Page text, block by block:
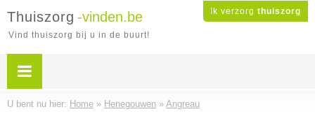
Ik verzorg thuiszorg
Thuiszorg -vinden.be
Vind thuiszorg bij u in de buurt!
U bent nu hier: Home » Henegouwen » Angreau